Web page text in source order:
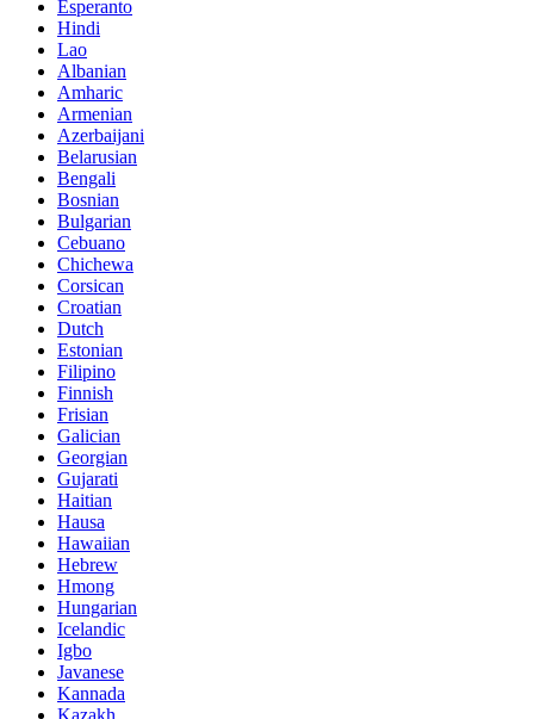
Esperanto
Hindi
Lao
Albanian
Amharic
Armenian
Azerbaijani
Belarusian
Bengali
Bosnian
Bulgarian
Cebuano
Chichewa
Corsican
Croatian
Dutch
Estonian
Filipino
Finnish
Frisian
Galician
Georgian
Gujarati
Haitian
Hausa
Hawaiian
Hebrew
Hmong
Hungarian
Icelandic
Igbo
Javanese
Kannada
Kazakh